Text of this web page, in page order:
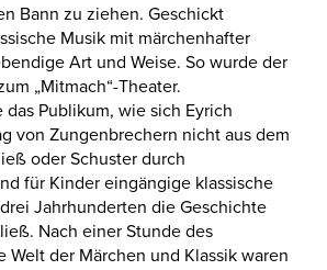
Bann zu ziehen. Geschickt
Musik mit märchenhafter
Art und Weise. So wurde der
„Mitmach“-Theater.
Publikum, wie sich Eyrich
von Zungenbrechern nicht aus dem
oder Schuster durch
für Kinder eingängige klassische
Jahrhunderten die Geschichte
Nach einer Stunde des
Welt der Märchen und Klassik waren